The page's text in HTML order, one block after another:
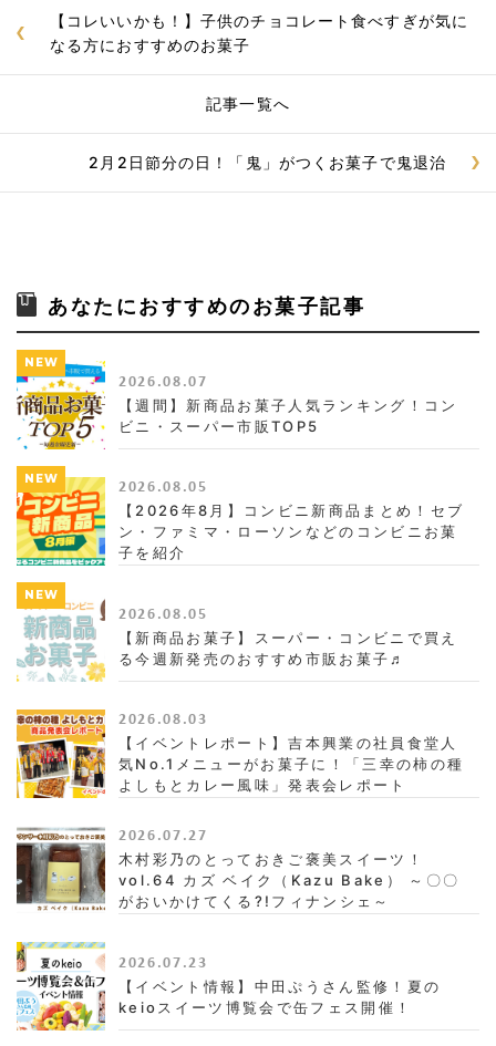
【コレいいかも！】子供のチョコレート食べすぎが気に
なる方におすすめのお菓子
記事一覧へ
2月2日節分の日！「鬼」がつくお菓子で鬼退治
あなたにおすすめのお菓子記事
NEW
2026.08.07
【週間】新商品お菓子人気ランキング！コン
ビニ・スーパー市販TOP5
NEW 2026.08.05
【2026年8月】コンビニ新商品まとめ！セブ
ン・ファミマ・ローソンなどのコンビニお菓
子を紹介
NEW
2026.08.05
【新商品お菓子】スーパー・コンビニで買え
る今週新発売のおすすめ市販お菓子♬
2026.08.03
【イベントレポート】吉本興業の社員食堂人
気No.1メニューがお菓子に！「三幸の柿の種
よしもとカレー風味」発表会レポート
2026.07.27
木村彩乃のとっておきご褒美スイーツ！
vol.64 カズ ベイク（Kazu Bake） ～〇〇
がおいかけてくる?!フィナンシェ～
2026.07.23
【イベント情報】中田ぷうさん監修！夏の
keioスイーツ博覧会で缶フェス開催！